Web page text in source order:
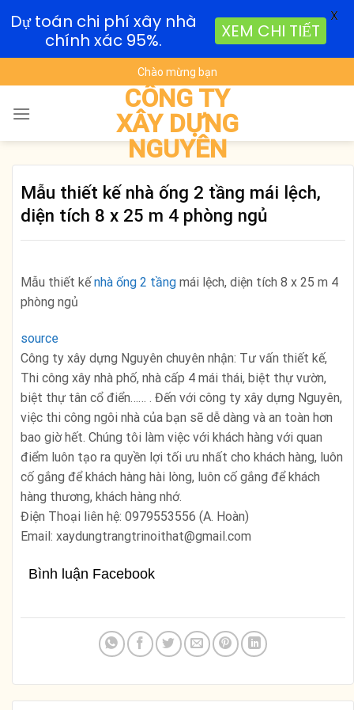
to
content
Chào mừng bạn
CÔNG TY
XÂY DỰNG
NGUYÊN
Mẫu thiết kế nhà ống 2 tầng mái lệch,
diện tích 8 x 25 m 4 phòng ngủ
Mẫu thiết kếnhà ống 2 tầng mái lệch, diện tích 8 x 25 m 4
phòng ngủ
source
Công ty xây dựng Nguyên chuyên nhận: Tư vấn thiết kế,
Thi công xây nhà phố, nhà cấp 4 mái thái, biệt thự vườn,
biệt thự tân cổ điển…… . Đến với công ty xây dựng Nguyên,
việc thi công ngôi nhà của bạn sẽ dễ dàng và an toàn hơn
bao giờ hết. Chúng tôi làm việc với khách hàng với quan
điểm luôn tạo ra quyền lợi tối ưu nhất cho khách hàng, luôn
cố gắng để khách hàng hài lòng, luôn cố gắng để khách
hàng thương, khách hàng nhớ.
Điện Thoại liên hệ: 0979553556 (A. Hoàn)
Email: xaydungtrangtrinoithat@gmail.com
Bình luận Facebook
Dự toán chi phí xây nhà
chính xác 95%.
XEM CHI TIẾT
X